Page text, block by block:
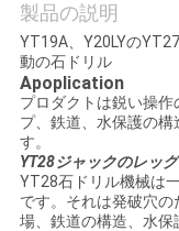
さ
い
引
用
製品の説明
YT19A、Y20LYの
動の石ドリル
Apoplication
プロダクトは鋭い操
プ、鉄道、水保護の
す。
YT28ジャックのレッ
YT28石ドリル機械は
です。それは発破穴
場、鉄道の構造、水保